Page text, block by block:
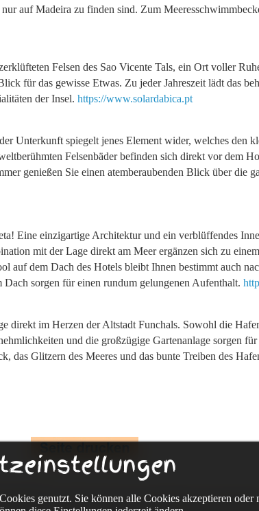
auf Madeira zu finden sind. Zum
Felsen des Sao Vicente Tals, ein Ort voller
für das gewisse Etwas. Zu jeder Jahreszeit lädt das
der Insel. https://www.solardabica.pt
Unterkunft spiegelt jenes Element wider, welches den
Felsenbäder befinden sich direkt vor dem
genießen Sie einen atemberaubenden Blick über die
Eine einzigartige Architektur und ein verblüffendes
mit der Lage direkt am Meer ergänzen sich zu
dem Dach des Hotels bleibt Ihnen bestimmt auch
sorgen für einen rundum gelungenen Aufenthalt.
direkt im Herzen der Altstadt Funchals. Sowohl die
und die großzügige Gartenanlage sorgen
das Glitzern des Meeres und das bunte Treiben des
Eckenerweg 20, 72336 Balingen,
genutzt. Sie können alle Cookies akzeptieren oder